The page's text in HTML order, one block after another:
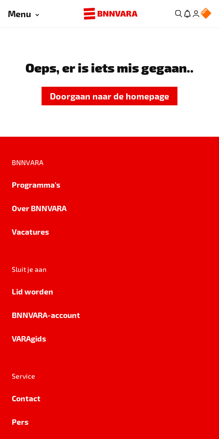
Menu
Oeps, er is iets mis gegaan..
Doorgaan naar de homepage
BNNVARA
Programma's
Over BNNVARA
Vacatures
Sluit je aan
Lid worden
BNNVARA-account
VARAgids
Service
Contact
Pers